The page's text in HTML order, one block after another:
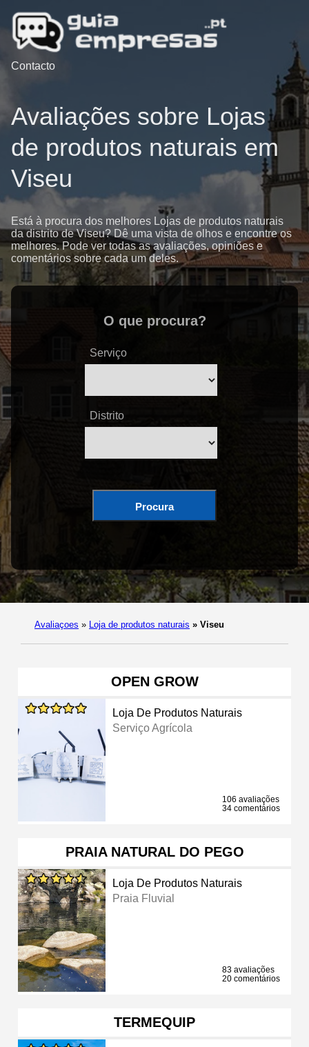
Contacto
Avaliações sobre Lojas
de produtos naturais em
Viseu
Está à procura dos melhores Lojas de produtos naturais
da distrito de Viseu? Dê uma vista de olhos e encontre os
melhores. Pode ver todas as avaliações, opiniões e
comentários sobre cada um deles.
O que procura?
Serviço
Distrito
Procura
Avaliaçoes » Loja de produtos naturais » Viseu
OPEN GROW
Loja De Produtos Naturais
Serviço Agrícola
106 avaliações
34 comentários
PRAIA NATURAL DO PEGO
Loja De Produtos Naturais
Praia Fluvial
83 avaliações
20 comentários
TERMEQUIP